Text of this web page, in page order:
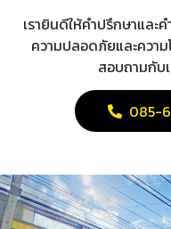
เรายินดีให้คำปรึกษาและ
ความปลอดภัยและความ
สอบถามกับ
085-